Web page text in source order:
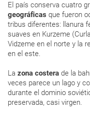
El país conserva cuatro
geográficas que fueron
tribus diferentes: llanura
suaves en Kurzeme
Vidzeme en el norte y la
en el este.
La zona costera de la
veces parece un lago y
durante el dominio
preservada, casi virgen.